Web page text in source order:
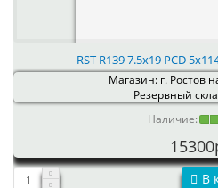
RST R139 7.5x19 PCD
Магазин: г. Ростов
Резервный
Наличие:
В